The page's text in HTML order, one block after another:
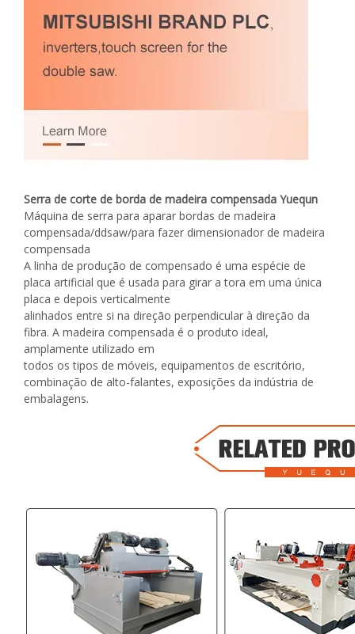
Serra de corte de borda de madeira compensada Yuequn
Máquina de serra para aparar bordas de madeira
compensada/ddsaw/para fazer dimensionador de madeira
compensada
A linha de produção de compensado é uma espécie de
placa artificial que é usada para girar a tora em uma única
placa e depois verticalmente
alinhados entre si na direção perpendicular à direção da
fibra. A madeira compensada é o produto ideal,
amplamente utilizado em
todos os tipos de móveis, equipamentos de escritório,
combinação de alto-falantes, exposições da indústria de
embalagens.